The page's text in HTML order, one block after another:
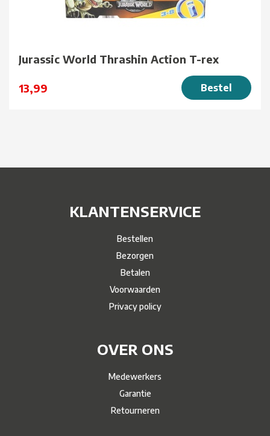
Jurassic World Thrashin Action T-rex
13,99 Bestel
KLANTENSERVICE
Bestellen
Bezorgen
Betalen
Voorwaarden
Privacy policy
OVER ONS
Medewerkers
Garantie
Retourneren